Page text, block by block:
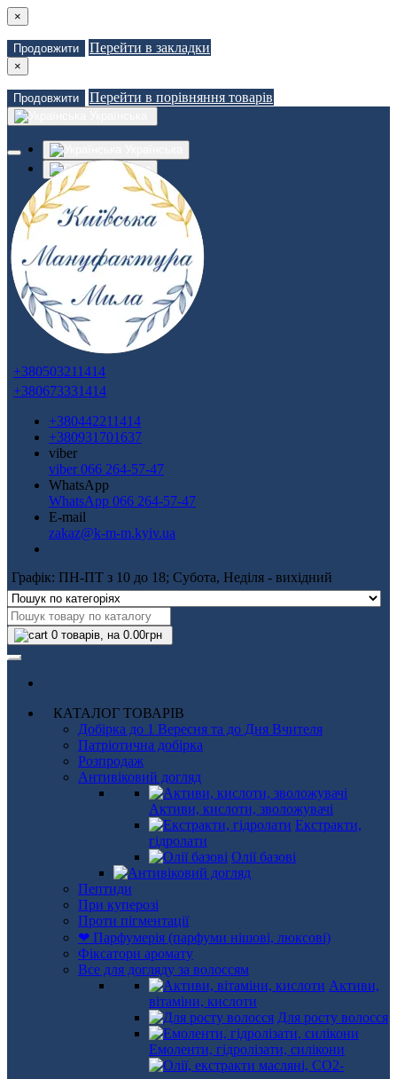
×
Продовжити Перейти в закладки
×
Продовжити Перейти в порівняння товарів
Russian
Закладки (0)
Порівняння товарів (0)
Зв'язатися з нами
Авторизація
Реєстрація
+380503211414
+380673331414
+380442211414
+380931701637
viber
viber 066 264-57-47
WhatsApp
WhatsApp 066 264-57-47
E-mail
zakaz@k-m-m.kyiv.ua
Графік: ПН-ПТ з 10 до 18; Субота, Неділя - вихідний
0 товарів, на 0.00грн
КАТАЛОГ ТОВАРІВ
Добірка до 1 Вересня та до Дня Вчителя
Патріотична добірка
Розпродаж
Антивіковий догляд
Активи, кислоти, зволожувачі
Екстракти,
гідролати
Олії базові
Пептиди
При куперозі
Проти пігментації
❤ Парфумерія (парфуми нішові, люксові)
Фіксатори аромату
Все для догляду за волоссям
Активи,
вітаміни, кислоти
Для росту волосся
Емоленти, гідролізати, силікони